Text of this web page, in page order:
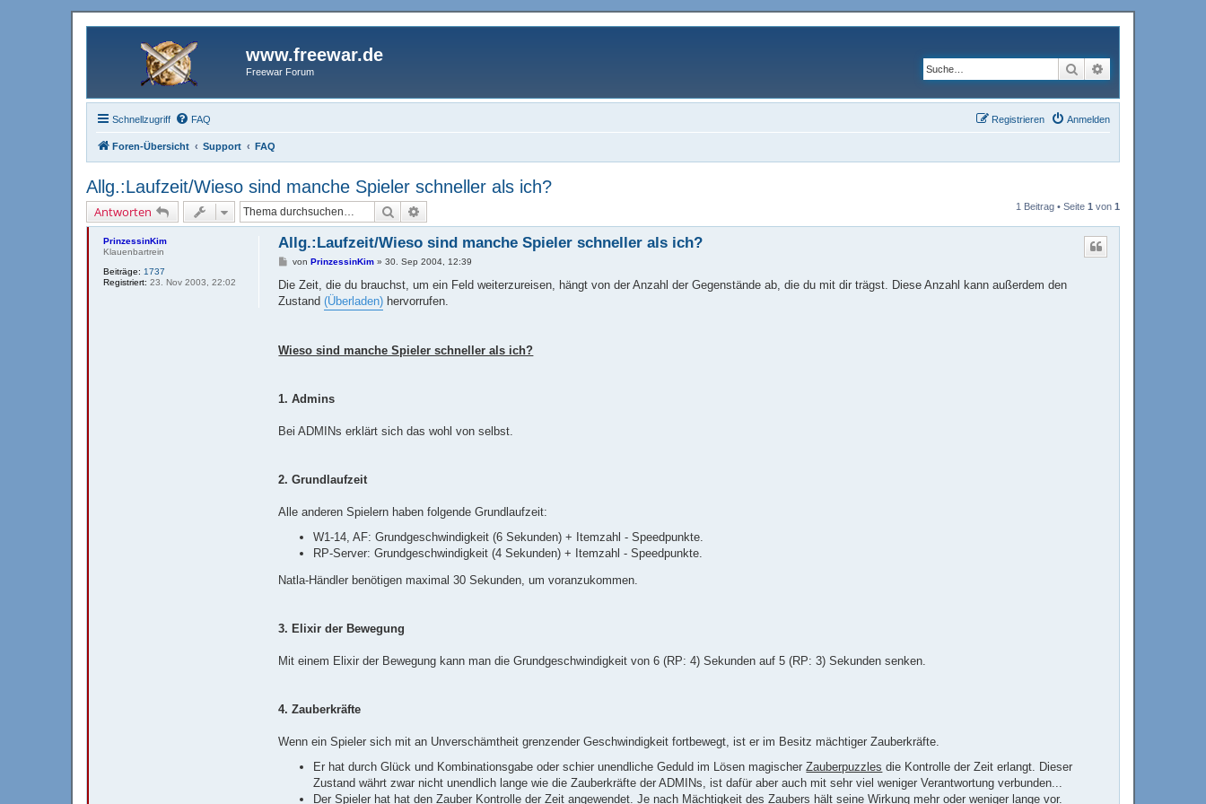
www.freewar.de
Freewar Forum Suche
Schnellzugriff FAQ Anmelden
Registrieren
Foren-Übersicht Support FAQ
Allg.:Laufzeit/Wieso sind manche Spieler schneller als ich?
Antworten Suche 1 Beitrag • Seite 1 von 1
PrinzessinKim
Klauenbartrein
Beiträge: 1737
Registriert: 23. Nov 2003, 22:02
Allg.:Laufzeit/Wieso sind manche Spieler schneller als ich?
B
i
r
vonPrinzessinKim »30. Sep 2004, 12:39
Die Zeit, die du brauchst, um ein Feld weiterzureisen, hängt von der Anzahl der Gegenstände ab, die du mit dir trägst. Diese Anzahl kann außerdem den
Zustand(Überladen) hervorrufen.
Wieso sind manche Spieler schneller als ich?
1. Admins
Bei ADMINs erklärt sich das wohl von selbst.
2. Grundlaufzeit
Alle anderen Spielern haben folgende Grundlaufzeit:
W1-14, AF: Grundgeschwindigkeit (6 Sekunden) + Itemzahl - Speedpunkte.
RP-Server: Grundgeschwindigkeit (4 Sekunden) + Itemzahl - Speedpunkte.
Natla-Händler benötigen maximal 30 Sekunden, um voranzukommen.
3. Elixir der Bewegung
Mit einem Elixir der Bewegung kann man die Grundgeschwindigkeit von 6 (RP: 4) Sekunden auf 5 (RP: 3) Sekunden senken.
4. Zauberkräfte
Wenn ein Spieler sich mit an Unverschämtheit grenzender Geschwindigkeit fortbewegt, ist er im Besitz mächtiger Zauberkräfte.
Er hat durch Glück und Kombinationsgabe oder schier unendliche Geduld im Lösen magischerZauberpuzzles die Kontrolle der Zeit erlangt. Dieser
Zustand währt zwar nicht unendlich lange wie die Zauberkräfte der ADMINs, ist dafür aber auch mit sehr viel weniger Verantwortung verbunden...
Der Spieler hat hat den Zauber Kontrolle der Zeit angewendet. Je nach Mächtigkeit des Zaubers hält seine Wirkung mehr oder weniger lange vor.